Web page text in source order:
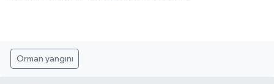
Orman yangını